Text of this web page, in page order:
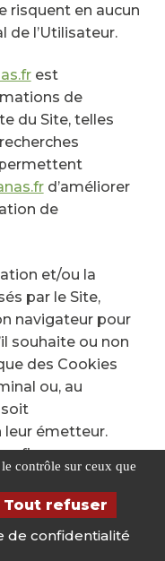
risquent en aucun
de l’Utilisateur.
est
de
du Site, telles
d’améliorer
de
et/ou la
par le Site,
navigateur pour
souhaite ou non
des Cookies
ou, au
soit
émetteur.
son
à ce que
lui soient
qu’un Cookie
dans son
contrôle sur ceux que
Tout refuser
de confidentialité